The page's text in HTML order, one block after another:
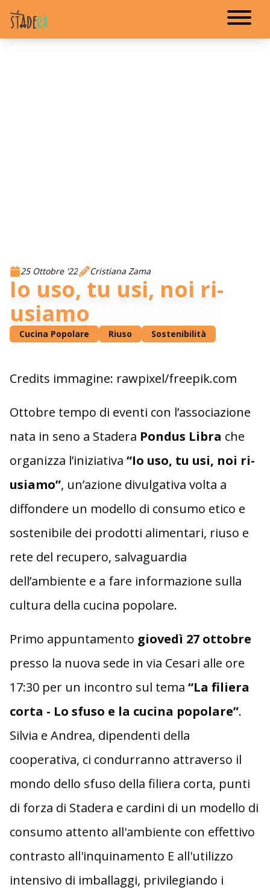
25 Ottobre '22 Cristiana Zama
Io uso, tu usi, noi ri-
usiamo
Cucina Popolare Riuso Sostenibilità
Credits immagine: rawpixel/freepik.com
Ottobre tempo di eventi con l’associazione
nata in seno a Stadera Pondus Libra che
organizza l’iniziativa “Io uso, tu usi, noi ri-
usiamo”, un’azione divulgativa volta a
diffondere un modello di consumo etico e
sostenibile dei prodotti alimentari, riuso e
rete del recupero, salvaguardia
dell’ambiente e a fare informazione sulla
cultura della cucina popolare.
Primo appuntamento giovedì 27 ottobre
presso la nuova sede in via Cesari alle ore
17:30 per un incontro sul tema “La filiera
corta - Lo sfuso e la cucina popolare”.
Silvia e Andrea, dipendenti della
cooperativa, ci condurranno attraverso il
mondo dello sfuso della filiera corta, punti
di forza di Stadera e cardini di un modello di
consumo attento all'ambiente con effettivo
contrasto all'inquinamento E all'utilizzo
intensivo di imballaggi, privilegiando i